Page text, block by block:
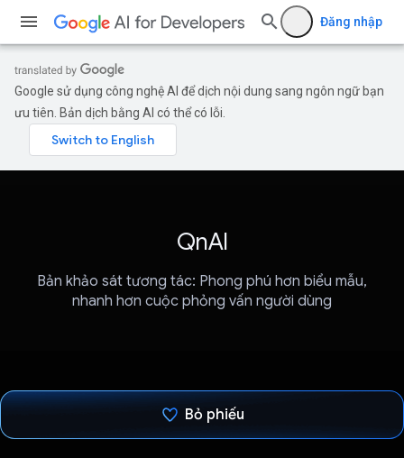
Đăng nhập
Google sử dụng công nghệ AI để dịch nội dung sang ngôn ngữ bạn
ưu tiên. Bản dịch bằng AI có thể có lỗi.
QnAI
Bản khảo sát tương tác: Phong phú hơn biểu mẫu,
nhanh hơn cuộc phỏng vấn người dùng
Bỏ phiếu